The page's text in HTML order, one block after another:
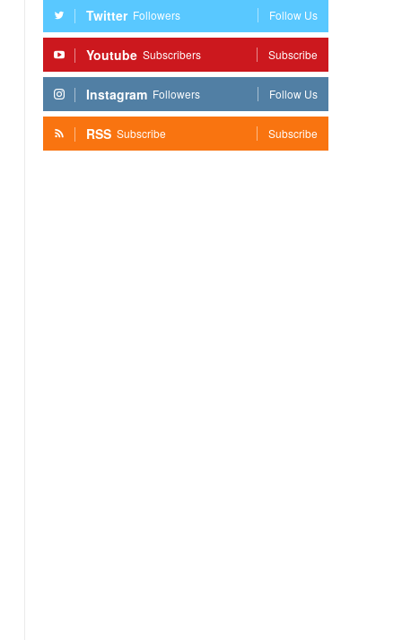
Twitter Followers Follow Us
Youtube Subscribers Subscribe
Instagram Followers Follow Us
RSS Subscribe Subscribe